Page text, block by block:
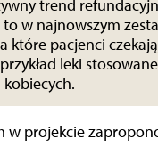
trend
w najnowszym
które pacjenci
leki
w projekcie